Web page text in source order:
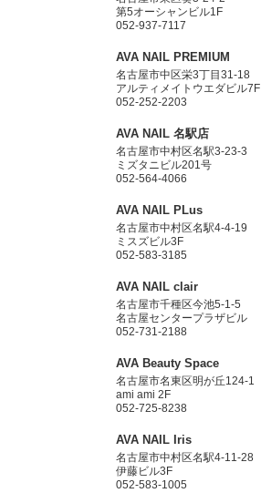
第5オーシャンビル1F
052-937-7117
AVA NAIL PREMIUM
名古屋市中区栄3丁目31-18
アルティメイトウエダビル7F
052-252-2203
AVA NAIL 名駅店
名古屋市中村区名駅3-23-3
ミズタニビル201号
052-564-4066
AVA NAIL PLus
名古屋市中村区名駅4-4-19
ミスズビル3F
052-583-3185
AVA NAIL clair
名古屋市千種区今池5-1-5
名古屋センタープラザビル
052-731-2188
AVA Beauty Space
名古屋市名東区明が丘124-1
ami ami 2F
052-725-8238
AVA NAIL Iris
名古屋市中村区名駅4-11-28
伊藤ビル3F
052-583-1005